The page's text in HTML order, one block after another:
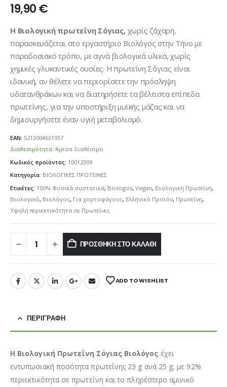
19,90€
Η Βιολογική πρωτεΐνη Σόγιας,χωρίς ζάχαρη,
παρασκευάζεται στο εργαστήριο Βιολόγος στην Τήνο με
παραδοσιακό τρόπο, με αγνά βιολογικά υλικά, χωρίς
χημικές γλυκαντικές ουσίες. Η πρωτεΐνη Σόγιας είναι
ιδανική, αν θέλετε να περιορίσετε την πρόσληψη
υδατανθράκων και να διατηρήσετε τα βέλτιστα επίπεδα
πρωτεΐνης, για την υποστήριξη μυϊκής μάζας και να
δημιουργήσετε έναν υγιή μεταβολισμό.
EAN: 5213004631957
Διαθεσιμότητα: Άμεσα διαθέσιμο
Κωδικός προϊόντος: 10012309
Κατηγορία: ΒΙΟΛΟΓΙΚΕΣ ΠΡΩΤΕΙΝΕΣ
Ετικέτες: 100% Φυσικά συστατικά, Biologos, Vegan, Βιολογική Πρωτεΐνη,
Βιολογικό, Βιολόγος, Για χορτοφάγους, Ελληνικό Προϊόν, Πρωτεΐνη,
Υψηλή περιεκτικότητα σε Πρωτεΐνες
ΠΡΟΣΘΉΚΗ ΣΤΟ ΚΑΛΆΘΙ
ADD TO WISHLIST
ΠΕΡΙΓΡΑΦΉ
Η Βιολογική Πρωτεΐνη Σόγιας Βιολόγος έχει
εντυπωσιακή ποσότητα πρωτεΐνης 23 g ανά 25 g, με 92%
περιεκτικότητα σε πρωτεΐνη και το πληρέστερο αμινικό